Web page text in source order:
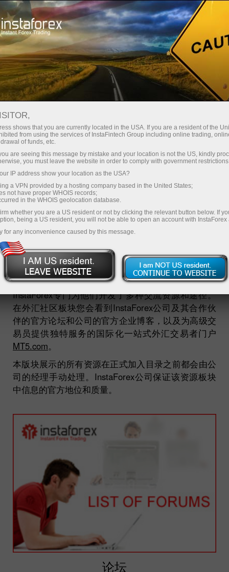
休息一下
外汇社区
外汇社区板块是为有意与其他交易者经常交流、
分享信息和经验的交易者而设立的。
Open trading account
InstaForex专门为他们开发了多种交流资源和途径。
在外汇社区板块您会看到InstaForex公司及其合作伙
伴的官方论坛和公司的官方企业博客，以及为高级交
易员提供独特服务的国际化一站式外汇交易者门户
MT5.com。
本版块展示的所有资源在正式加入目录之前都会由公
司的经理手动处理。InstaForex公司保证该资源板块
中信息的官方地位和质量。
论坛
shows that you are currently located in the USA. If you are a resident of the
from using the services of InstaFintech Group including online trading,
of funds, etc.
are seeing this message by mistake and your location is not the US, kindly
you must leave the website in order to comply with government
IP address show your location as the USA?
a VPN provided by a hosting company based in the United States;
not have proper WHOIS records;
in the WHOIS geolocation database.
whether you are a US resident or not by clicking the relevant button below. If
being a US resident, you will not be able to open an account with InstaForex
for any inconvenience caused by this message.